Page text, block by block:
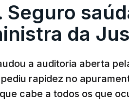
Seguro
da
a auditoria aberta
rapidez no
cabe a todos os que